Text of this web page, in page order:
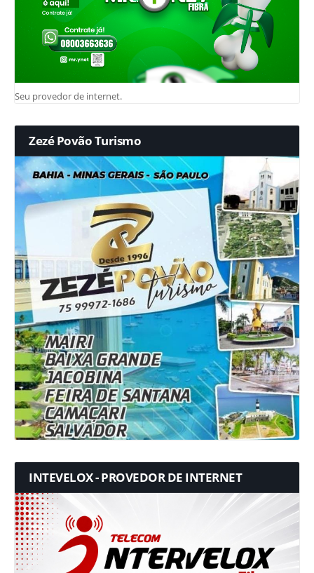
Seu provedor de internet.
Zezé Povão Turismo
INTEVELOX - PROVEDOR DE INTERNET